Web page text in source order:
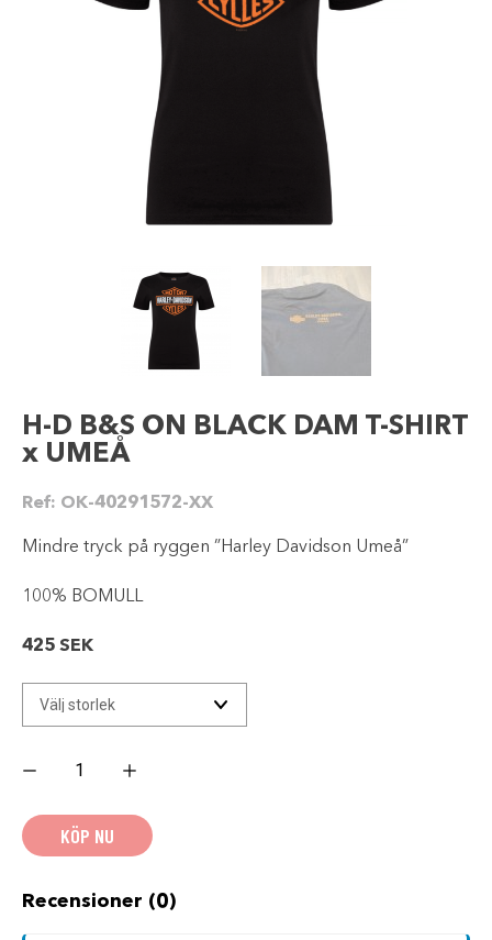
H-D B&S ON BLACK DAM T-SHIRT
x UMEÅ
Ref: OK-40291572-XX
Mindre tryck på ryggen ”Harley Davidson Umeå”
100% BOMULL
425 SEK
BLACK
DAM
UMEÅ
mängd
KÖP NU
Recensioner (0)